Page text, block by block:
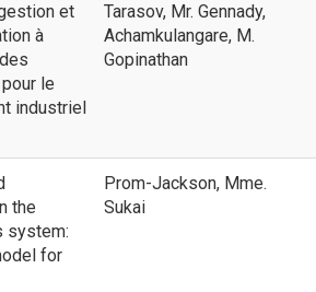
et
à
le
industriel
Tarasov, Mr. Gennady,
Achamkulangare, M.
Gopinathan
the
system:
for
Prom-Jackson, Mme.
Sukai